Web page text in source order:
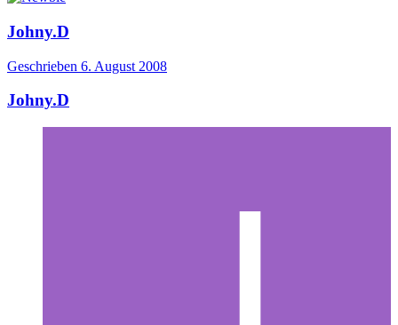
Johny.D
Geschrieben 6. August 2008
Johny.D